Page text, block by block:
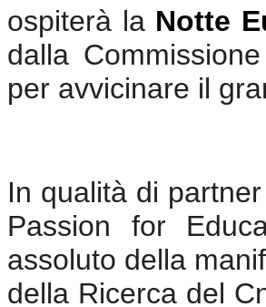
ospiterà la Notte
dalla
per avvicinare il
In qualità di
Passion for
assoluto della
della Ricerca del